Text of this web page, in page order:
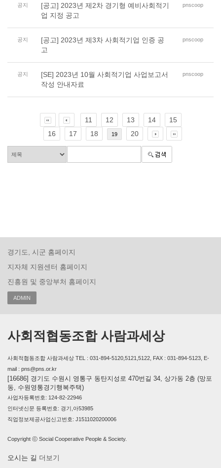
공지
[공고] 2023년 제2차 경기형 예비사회적기
업 지정 공고
pnscoop
공지
[공고] 2023년 제3차 사회적기업 인증 공
고
pnscoop
공지
[SE] 2023년 10월 사회적기업 사업보고서
작성 안내자료
pnscoop
11 12 13 14
15
16
17 18 19 20
경기도, 시군 홈페이지
지자체 지원센터 홈페이지
진흥원 및 중앙부처 홈페이지
ADMIN
사회적협동조합 사람과세상
사회적협동조합 사람과세상 TEL : 031-894-5120,5121,5122, FAX : 031-894-5123, E-
mail : pns@pns.or.kr
[16686] 경기도 수원시 영통구 동탄지성로 470번길 34, 상가동 2층 (망포
동, 수원영통경기행복주택)
사업자등록번호: 124-82-22946
인터넷신문 등록번호: 경기,아53985
직업정보제공사업신고번호: J1511020200006
Copyright ⓒ Social Cooperative People & Society.
오시는 길 더보기